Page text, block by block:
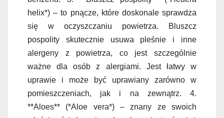
helix*) – to pnącze, które doskonale sprawdza
się w oczyszczaniu powietrza. Bluszcz
pospolity skutecznie usuwa pleśnie i inne
alergeny z powietrza, co jest szczególnie
ważne dla osób z alergiami. Jest łatwy w
uprawie i może być uprawiany zarówno w
pomieszczeniach, jak i na zewnątrz. 4.
**Aloes** (*Aloe vera*) – znany ze swoich